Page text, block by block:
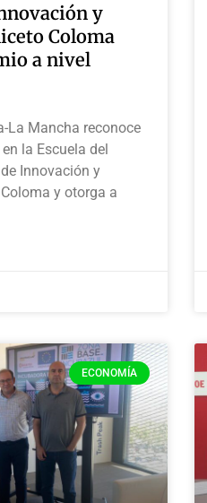
y
Coloma
a nivel
La Mancha reconoce
la Escuela del
Innovación y
y otorga a
ECONOMÍA